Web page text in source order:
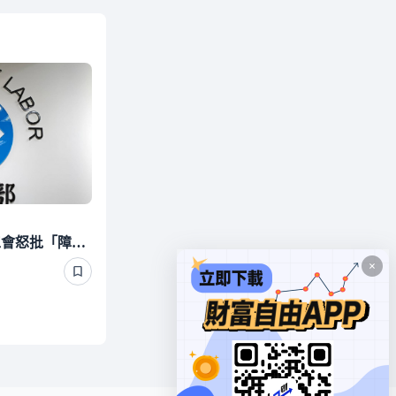
Uber Eats稱時薪大漲！工會怒批「障眼法」 勞動部晚間定調：確實違法